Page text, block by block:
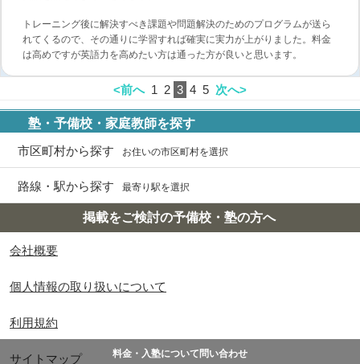
トレーニング後に解決すべき課題や問題解決のためのプログラムが送ら
れてくるので、その通りに学習すれば確実に実力が上がりました。料金
は高めですが英語力を高めたい方は通った方が良いと思います。
<前へ 1 2 3 4 5 次へ>
料金・入塾について問い合わせ
塾・予備校・家庭教師を探す
市区町村から探す お住いの市区町村を選択
路線・駅から探す 最寄り駅を選択
掲載をご検討の予備校・塾の方へ
会社概要
個人情報の取り扱いについて
利用規約
サイトマップ